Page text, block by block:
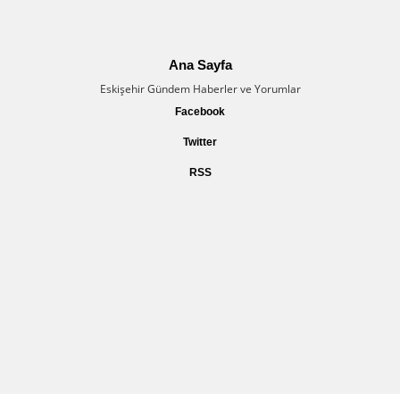
Ana Sayfa
Eskişehir Gündem Haberler ve Yorumlar
Facebook
Twitter
RSS